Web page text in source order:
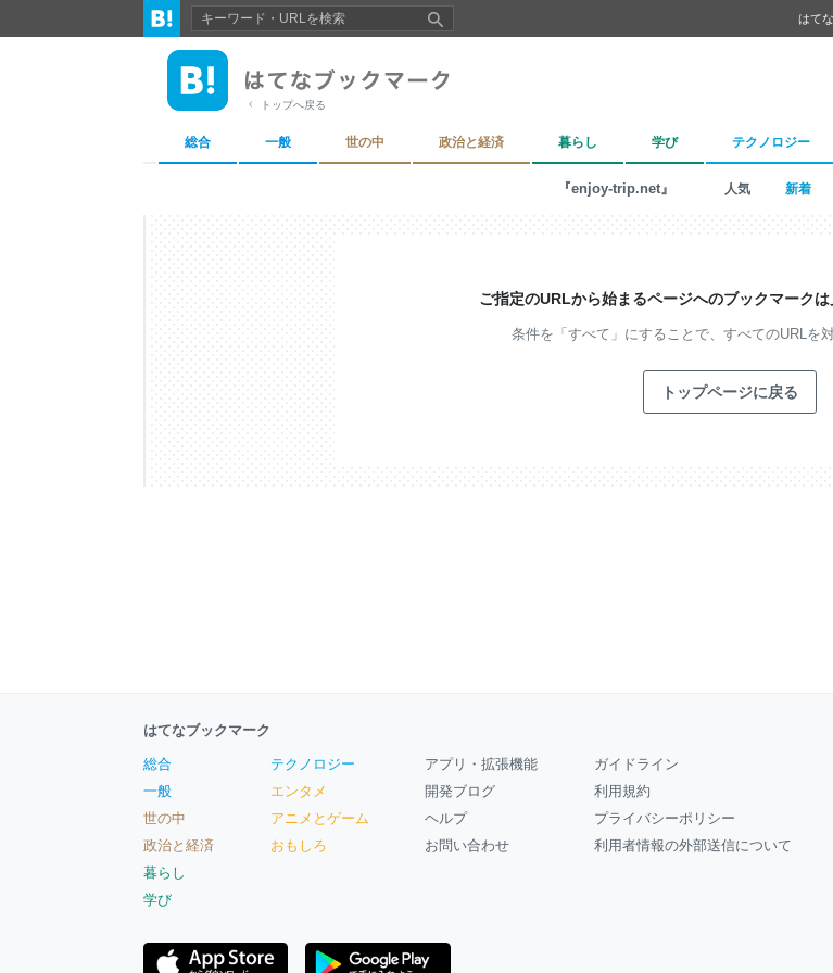
はて
トップへ戻る
総合 一般 世の中 政治と経済 暮らし 学び テクノロジー
『enjoy-trip.net』 人気 新着
ご指定のURLから始まるページへのブックマーク
条件を「すべて」にすることで、 すべてのURLを
トップページに戻る
はてなブックマーク
総合
一般
世の中
政治と経済
暮らし
学び
テクノロジー
エンタメ
アニメとゲーム
おもしろ
アプリ・拡張機能
開発ブログ
ヘルプ
お問い合わせ
ガイドライン
利用規約
プライバシーポリシー
利用者情報の外部送信について